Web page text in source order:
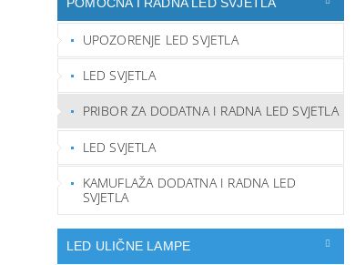
UPOZORENJE LED SVJETLA
LED SVJETLA
PRIBOR ZA DODATNA I RADNA LED SVJETLA
LED SVJETLA
KAMUFLAŽA DODATNA I RADNA LED
SVJETLA
LED ULIČNE LAMPE